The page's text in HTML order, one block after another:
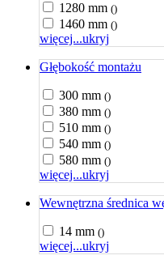
1280 mm ()
1460 mm ()
więcej...ukryj
Głębokość montażu
300 mm ()
380 mm ()
510 mm ()
540 mm ()
580 mm ()
więcej...ukryj
Wewnętrzna średnica
14 mm ()
więcej...ukryj